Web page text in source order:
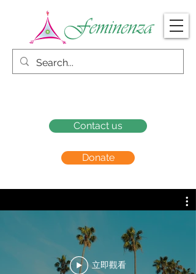
Donate
Contact us
立即觀看